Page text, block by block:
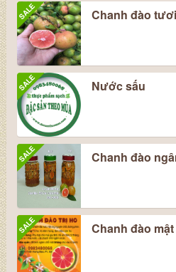
SALE Chanh đào tươi
SALE Nước sấu
SALE Chanh đào
SALE Chanh đào